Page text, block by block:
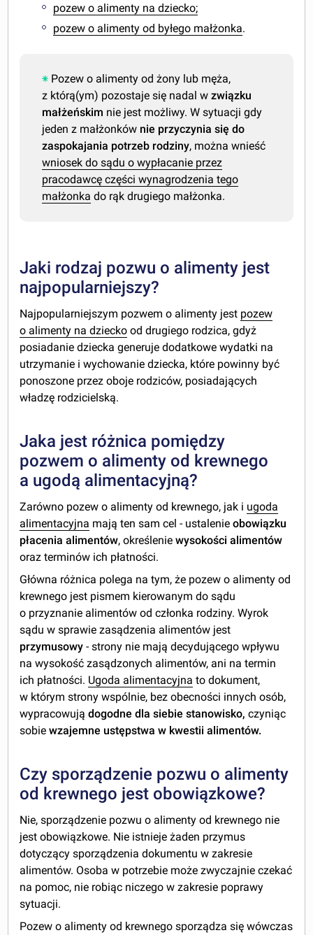
pozew o alimenty na dziecko;
pozew o alimenty od byłego małżonka.
Pozew o alimenty od żony lub męża,
z którą(ym) pozostaje się nadal wzwiązku
małżeńskim nie jest możliwy. W sytuacji gdy
jeden z małżonków nie przyczynia się do
zaspokajania potrzeb rodziny, można wnieść
wniosek do sądu o wypłacanie przez
pracodawcę części wynagrodzenia tego
małżonka do rąk drugiego małżonka.
Jaki rodzaj pozwu o alimenty jest
najpopularniejszy?
Najpopularniejszym pozwem o alimenty jest pozew
o alimenty na dziecko od drugiego rodzica, gdyż
posiadanie dziecka generuje dodatkowe wydatki na
utrzymanie i wychowanie dziecka, które powinny być
ponoszone przez oboje rodziców, posiadających
władzę rodzicielską.
Jaka jest różnica pomiędzy
pozwem o alimenty od krewnego
a ugodą alimentacyjną?
Zarówno pozew o alimenty od krewnego, jak i ugoda
alimentacyjna mają ten sam cel - ustalenieobowiązku
płacenia alimentów, określeniewysokości alimentów
oraz terminów ich płatności.
Główna różnica polega na tym, że pozew o alimenty od
krewnego jest pismem kierowanym do sądu
o przyznanie alimentów od członka rodziny. Wyrok
sądu w sprawie zasądzenia alimentów jest
przymusowy - strony nie mają decydującego wpływu
na wysokość zasądzonych alimentów, ani na termin
ich płatności. Ugoda alimentacyjna to dokument,
w którym strony wspólnie, bez obecności innych osób,
wypracowujądogodne dla siebie stanowisko, czyniąc
sobiewzajemne ustępstwa w kwestii alimentów.
Czy sporządzenie pozwu o alimenty
od krewnego jest obowiązkowe?
Nie, sporządzenie pozwu o alimenty od krewnego nie
jest obowiązkowe. Nie istnieje żaden przymus
dotyczący sporządzenia dokumentu w zakresie
alimentów. Osoba w potrzebie może zwyczajnie czekać
na pomoc, nie robiąc niczego w zakresie poprawy
sytuacji.
Pozew o alimenty od krewnego sporządza się wówczas